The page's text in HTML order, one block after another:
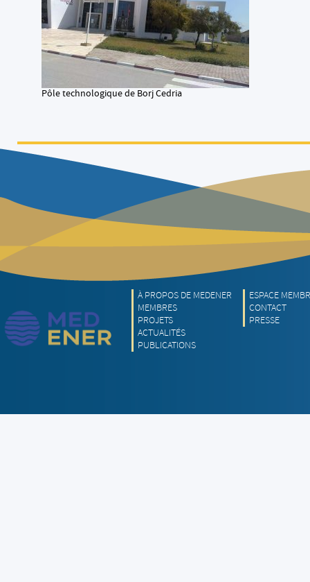
Pôle technologique de Borj Cedria
À PROPOS DE MEDENER
MEMBRES
PROJETS
ACTUALITÉS
PUBLICATIONS
ESPACE
CONTACT
PRESSE